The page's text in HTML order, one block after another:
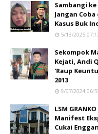
Sambangi
Jangan
Kasus Buk
5/13/2025
Sekompok
Kejati, Andi
'Raup
2013
9/07/2024
LSM
Manifest
Cukai